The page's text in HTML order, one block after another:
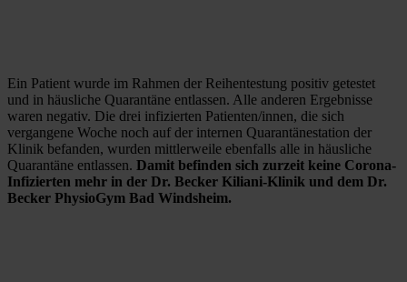
Ein Patient wurde im Rahmen der Reihentestung positiv getestet
und in häusliche Quarantäne entlassen. Alle anderen Ergebnisse
waren negativ. Die drei infizierten Patienten/innen, die sich
vergangene Woche noch auf der internen Quarantänestation der
Klinik befanden, wurden mittlerweile ebenfalls alle in häusliche
Quarantäne entlassen. Damit befinden sich zurzeit keine Corona-
Infizierten mehr in der Dr. Becker Kiliani-Klinik und dem Dr.
Becker PhysioGym Bad Windsheim.